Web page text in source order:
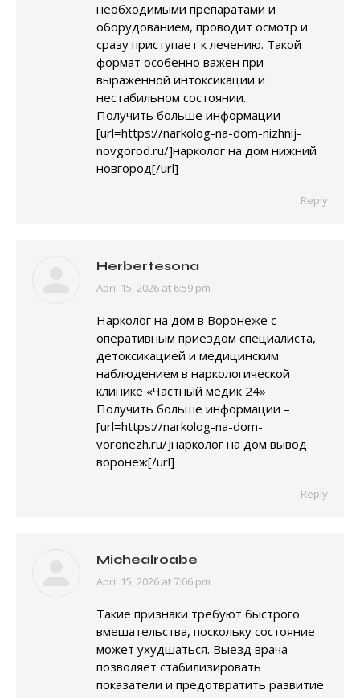
необходимыми препаратами и
оборудованием, проводит осмотр и
сразу приступает к лечению. Такой
формат особенно важен при
выраженной интоксикации и
нестабильном состоянии.
Получить больше информации –
[url=https://narkolog-na-dom-nizhnij-
novgorod.ru/]нарколог на дом нижний
новгород[/url]
Reply
Herbertesona
says:
April 15, 2026 at 6:59 pm
Нарколог на дом в Воронеже с
оперативным приездом специалиста,
детоксикацией и медицинским
наблюдением в наркологической
клинике «Частный медик 24»
Получить больше информации –
[url=https://narkolog-na-dom-
voronezh.ru/]нарколог на дом вывод
воронеж[/url]
Reply
Michealroabe
says:
April 15, 2026 at 7:06 pm
Такие признаки требуют быстрого
вмешательства, поскольку состояние
может ухудшаться. Выезд врача
позволяет стабилизировать
показатели и предотвратить развитие